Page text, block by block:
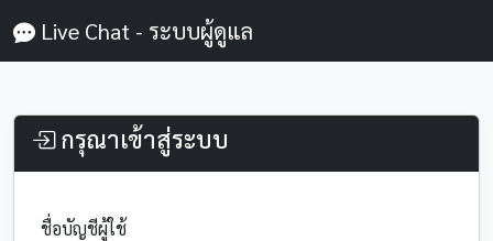
Live Chat - ระบบผู้ดูแล
กรุณาเข้าสู่ระบบ
ชื่อบัญชีผู้ใช้